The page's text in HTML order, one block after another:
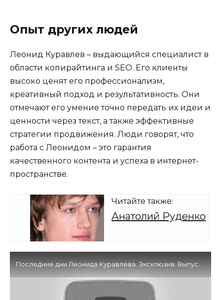
Опыт других людей
Леонид Куравлев – выдающийся специалист в
области копирайтинга и SEO. Его клиенты
высоко ценят его профессионализм,
креативный подход и результативность. Они
отмечают его умение точно передать их идеи и
ценности через текст, а также эффективные
стратегии продвижения. Люди говорят, что
работа с Леонидом – это гарантия
качественного контента и успеха в интернет-
пространстве.
Читайте также:
Анатолий Руденко
Последние дни Леонида Куравлева. Эксклюзив. Выпуск от 02.12.2023